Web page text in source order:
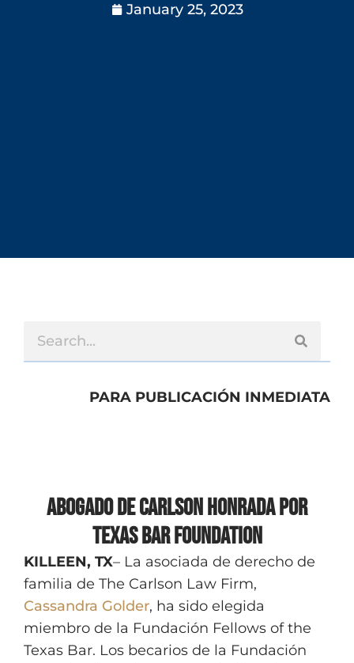
January 25, 2023
PARA PUBLICACIÓN INMEDIATA
Abogado de Carlson honrada por
Texas Bar Foundation
KILLEEN, TX– La asociada de derecho de
familia de The Carlson Law Firm,
Cassandra Golder, ha sido elegida
miembro de la Fundación Fellows of the
Texas Bar. Los becarios de la Fundación